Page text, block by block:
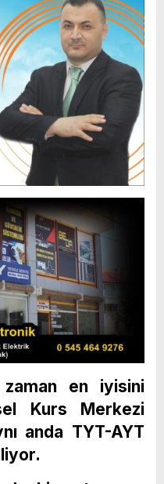
en iyisini
Kurs Merkezi
anda TYT-AYT